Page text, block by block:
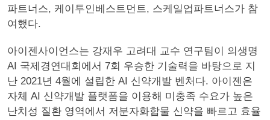
파트너스, 케이투인베스트먼트, 스케일업파트너스가 참
여했다.
아이젠사이언스는 강재우 고려대 교수 연구팀이 의생명
AI 국제경연대회에서 7회 우승한 기술력을 바탕으로 지
난 2021년 4월에 설립한 AI 신약개발 벤처다. 아이젠은
자체 AI 신약개발 플랫폼을 이용해 미충족 수요가 높은
난치성 질환 영역에서 저분자화합물 신약을 빠르고 효율